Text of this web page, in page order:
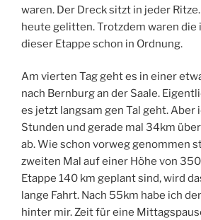
waren. Der Dreck sitzt in jeder
heute gelitten. Trotzdem waren die
dieser Etappe schon in Ordnung.
Am vierten Tag geht es in einer
nach Bernburg an der Saale.
es jetzt langsam gen Tal geht. Aber
Stunden und gerade mal 34km
ab. Wie schon vorweg genommen
zweiten Mal auf einer Höhe von
Etappe 140 km geplant sind, wird
lange Fahrt. Nach 55km habe ich
hinter mir. Zeit für eine